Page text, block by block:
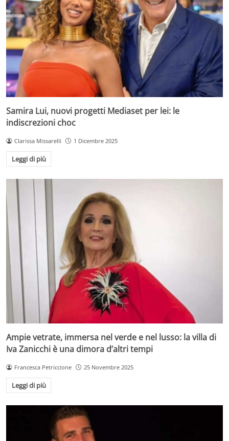
Samira Lui, nuovi progetti Mediaset per lei: le
indiscrezioni choc
Clarissa Missarelli 1 Dicembre 2025
Leggi di più
Ampie vetrate, immersa nel verde e nel lusso: la villa di
Iva Zanicchi è una dimora d’altri tempi
Francesca Petriccione 25 Novembre 2025
Leggi di più